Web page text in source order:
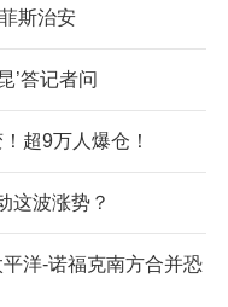
斯治安
’答记者问
超9万人爆仓！
这波涨势？
洋-诺福克南方合并恐